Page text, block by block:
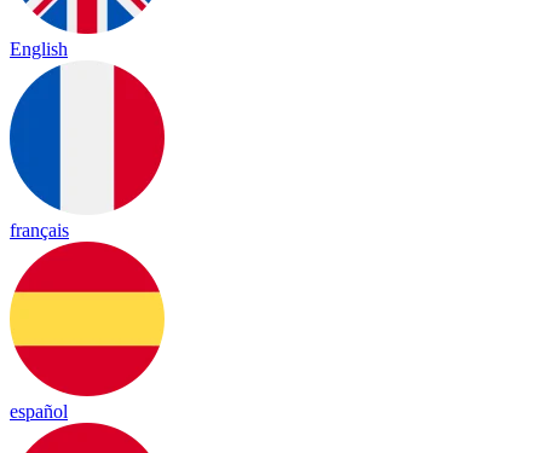
English
français
español